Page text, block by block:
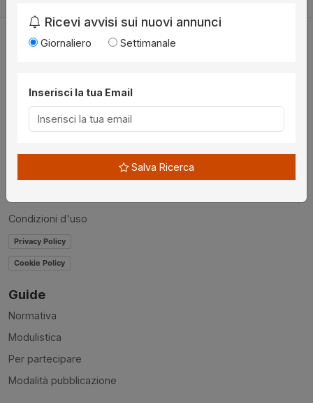
Utilità
Chi siamo
Disclaimer
News
Condizioni d'uso
Privacy Policy
Cookie Policy
Guide
Normativa
Modulistica
Per partecipare
Modalità pubblicazione
Ricevi avvisi sui nuovi annunci
Giornaliero Settimanale
Inserisci la tua Email
Salva Ricerca